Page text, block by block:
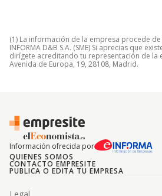
(1) La información de la empresa procede
INFORMA D&B S.A. (SME) Si aprecias que
dirígete acreditando tu representación de la
Avenida de Europa, 19, 28108, Madrid.
Información ofrecida por
QUIENES SOMOS
CONTACTO EMPRESITE
PUBLICA O EDITA TU EMPRESA